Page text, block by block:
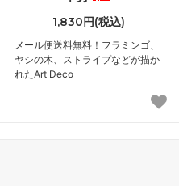
1,830円(税込)
メール便送料無料！フラミンゴ、
ヤシの木、ストライプなどが描か
れたArt Deco